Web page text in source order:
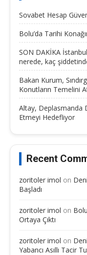
Sovabet Hesap
Bolu’da Tarihi
SON DAKİKA
nerede, kaç
Bakan Kurum,
Konutların Temelini
Altay, Deplasmanda
Etmeyi Hedefliyor
Recent
zoritoler imol on
Başladı
zoritoler imol on
Ortaya Çıktı
zoritoler imol on
Yabancı Asıllı Tacir